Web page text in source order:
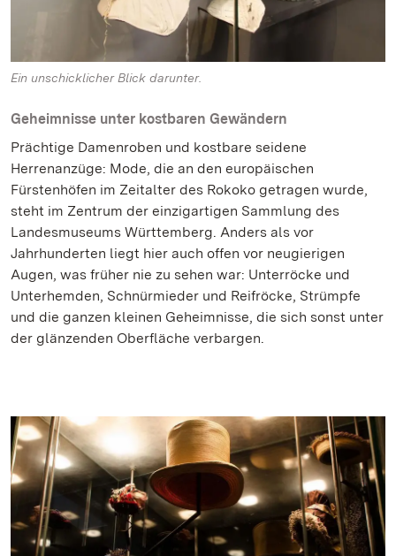
Ein unschicklicher Blick darunter.
Geheimnisse unter kostbaren Gewändern
Prächtige Damenroben und kostbare seidene
Herrenanzüge: Mode, die an den europäischen
Fürstenhöfen im Zeitalter des Rokoko getragen wurde,
steht im Zentrum der einzigartigen Sammlung des
Landesmuseums Württemberg. Anders als vor
Jahrhunderten liegt hier auch offen vor neugierigen
Augen, was früher nie zu sehen war: Unterröcke und
Unterhemden, Schnürmieder und Reifröcke, Strümpfe
und die ganzen kleinen Geheimnisse, die sich sonst unter
der glänzenden Oberfläche verbargen.